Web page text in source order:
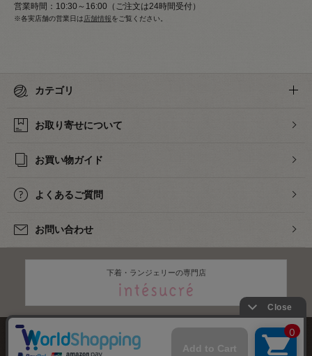
営業時間：10:30～16:00（ご注文は24時間受付）
※各実店舗の営業日は 店舗情報をご覧ください。
カテゴリ
お取り寄せについて
お買い物ガイド
よくあるご質問
お問い合わせ
下着・ランジェリーの専門店
株式会社オカダヤ